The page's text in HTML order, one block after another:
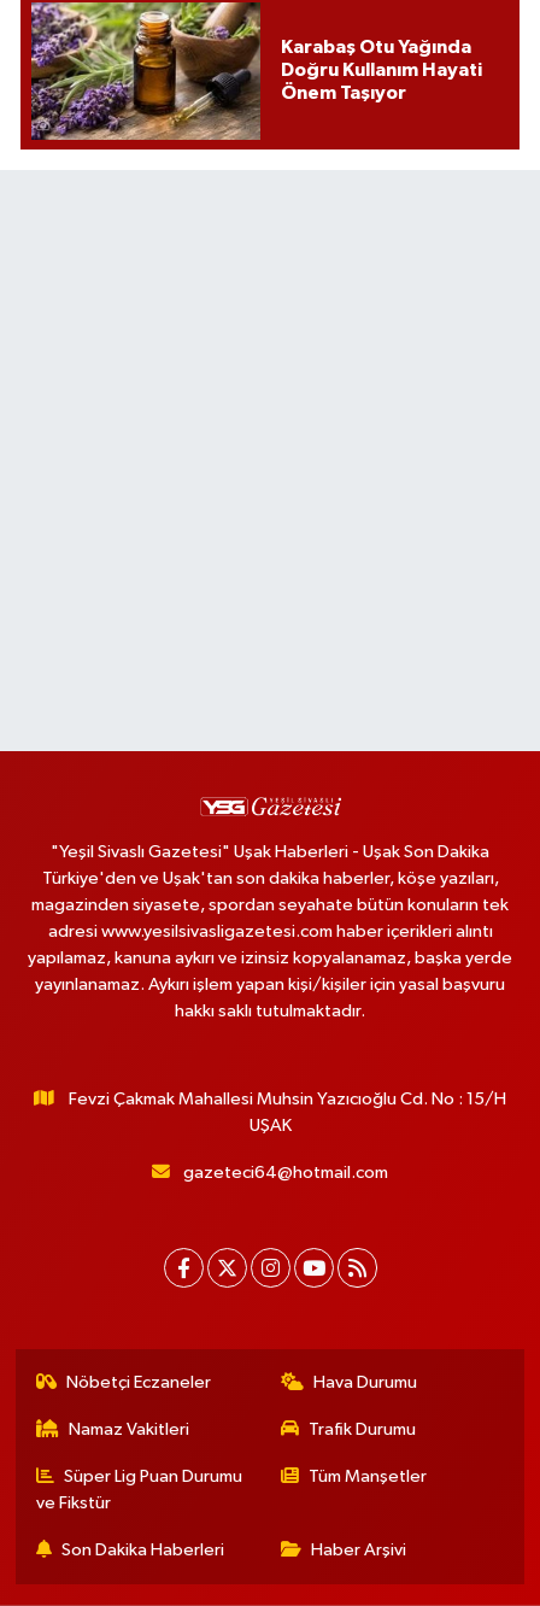
Karabaş Otu Yağında
Doğru Kullanım Hayati
Önem Taşıyor
"Yeşil Sivaslı Gazetesi" Uşak Haberleri - Uşak Son Dakika
Türkiye'den ve Uşak'tan son dakika haberler, köşe yazıları,
magazinden siyasete, spordan seyahate bütün konuların tek
adresi www.yesilsivasligazetesi.com haber içerikleri alıntı
yapılamaz, kanuna aykırı ve izinsiz kopyalanamaz, başka yerde
yayınlanamaz. Aykırı işlem yapan kişi/kişiler için yasal başvuru
hakkı saklı tutulmaktadır.
Fevzi Çakmak Mahallesi Muhsin Yazıcıoğlu Cd. No : 15/H
UŞAK
gazeteci64@hotmail.com
Nöbetçi Eczaneler Hava Durumu
Namaz Vakitleri Trafik Durumu
Süper Lig Puan Durumu
ve Fikstür
Tüm Manşetler
Son Dakika Haberleri Haber Arşivi